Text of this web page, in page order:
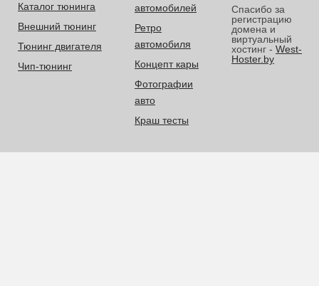
Каталог тюнинга
Внешний тюнинг
Тюнинг двигателя
Чип-тюнинг
автомобилей
Ретро
автомобиля
Концепт кары
Фотографии
авто
Краш тесты
Спасибо за
регистрацию
домена и
виртуальный
хостинг - West-
Hoster.by